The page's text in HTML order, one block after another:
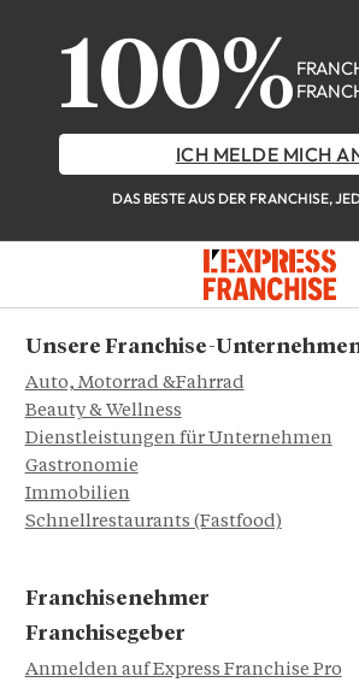
100%
ICH MELDE MICH
DAS BESTE AUS DER FRANCHISE,
Unsere Franchise-
Auto, Motorrad &Fahrrad
Beauty & Wellness
Dienstleistungen für Unternehmen
Gastronomie
Immobilien
Schnellrestaurants (Fastfood)
Franchisenehmer
Franchisegeber
Anmelden auf Express Franchise Pro